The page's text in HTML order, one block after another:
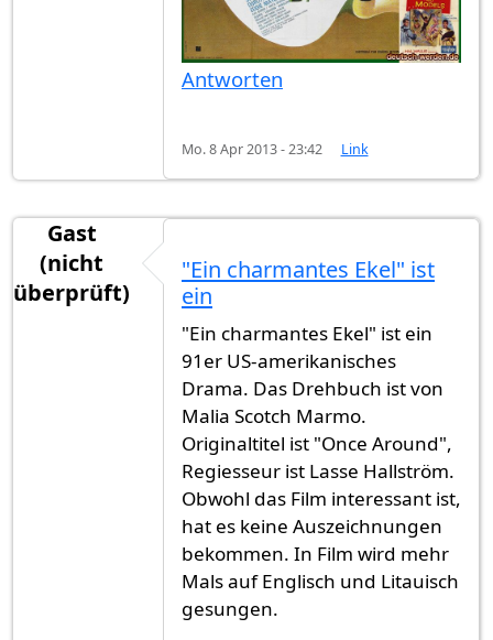
Antworten
Mo. 8 Apr 2013 - 23:42 Link
Gast
(nicht
überprüft)
"Ein charmantes Ekel" ist
ein
"Ein charmantes Ekel" ist ein
91er US-amerikanisches
Drama. Das Drehbuch ist von
Malia Scotch Marmo.
Originaltitel ist "Once Around",
Regiesseur ist Lasse Hallström.
Obwohl das Film interessant ist,
hat es keine Auszeichnungen
bekommen. In Film wird mehr
Mals auf Englisch und Litauisch
gesungen.